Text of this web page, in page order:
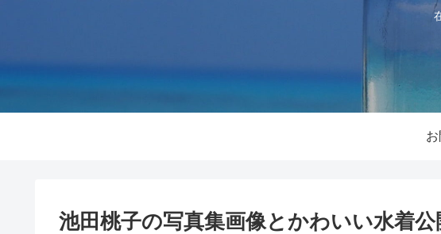
池田桃子の写真集画像とかわいい水着